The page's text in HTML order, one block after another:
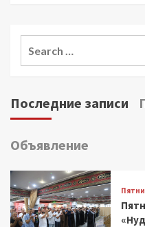
Последние записи
Объявление